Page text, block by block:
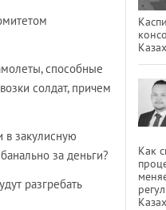
способные
солдат, причем
в закулисную
за деньги?
разгребать
Как